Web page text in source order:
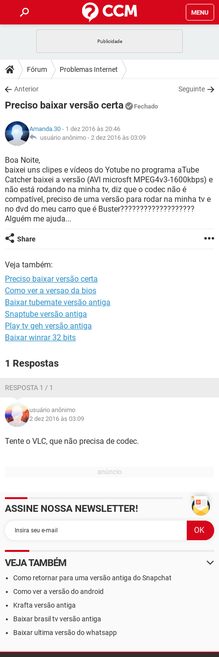
MENU
CELULAR FACEBOOK
OUTLOOK
INSTAGRAM GMAIL
GUIA DE COMPRAS
DICAS
JOGOS WHATSAPP
INSTAGRAM GMAIL
GUIA DE COMPRAS
DOWNLOADS
JOGOS WHATSAPP
CELULAR
OUTLOOK EXCEL
INSTAGRAM
GUIA DE COMPRAS
JOGOS WHATSAPP
CELULAR
OUTLOOK
INSTAGRAM GMAIL
GUIA DE COMPRAS
GLOSSÁRIO
JOGOS
CELULAR FACEBOOK
OUTLOOK EXCEL
INSTAGRAM GMAIL
GUIA DE COMPRAS
Fórum Problemas Internet
Anterior Seguinte
Preciso baixar versão certa Fechado
Amanda.30 - 1 dez 2016 às 20:46
usuário anônimo - 2 dez 2016 às 03:09
Boa Noite,
baixei uns clipes e vídeos do Yotube no programa aTube
Catcher baixei a versão (AVI microsft MPEG4v3-1600kbps) e
não está rodando na minha tv, diz que o codec não é
compatível, preciso de uma versão para rodar na minha tv e
no dvd do meu carro que é Buster???????????????????
Alguém me ajuda...
Share
Veja também:
Preciso baixar versão certa
Como ver a versao da bios
Baixar tubemate versão antiga
Snaptube versão antiga
Play tv geh versão antiga
Baixar winrar 32 bits
1 Respostas
RESPOSTA 1 / 1
usuário anônimo
2 dez 2016 às 03:09
Tente o VLC, que não precisa de codec.
ASSINE NOSSA NEWSLETTER!
VEJA TAMBÉM
Como retornar para uma versão antiga do Snapchat
Como ver a versão do android
Krafta versão antiga
Baixar brasil tv versão antiga
Baixar ultima versão do whatsapp